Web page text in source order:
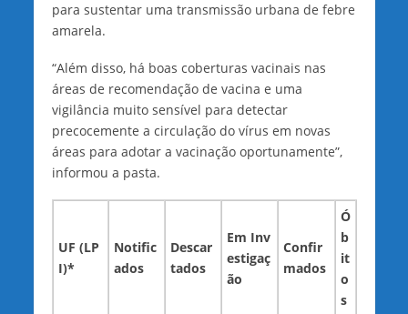
para sustentar uma transmissão urbana de febre
amarela.
“Além disso, há boas coberturas vacinais nas
áreas de recomendação de vacina e uma
vigilância muito sensível para detectar
precocemente a circulação do vírus em novas
áreas para adotar a vacinação oportunamente”,
informou a pasta.
UF (LP
I)*
Notific
ados
Descar
tados
Em Inv
estigaç
ão
Confir
mados
Ó
b
it
o
s